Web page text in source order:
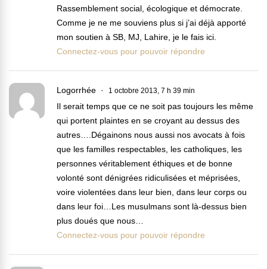
Rassemblement social, écologique et démocrate.
Comme je ne me souviens plus si j’ai déjà apporté
mon soutien à SB, MJ, Lahire, je le fais ici.
Connectez-vous pour pouvoir répondre
Logorrhée 1 octobre 2013, 7 h 39 min
Il serait temps que ce ne soit pas toujours les même
qui portent plaintes en se croyant au dessus des
autres….Dégainons nous aussi nos avocats à fois
que les familles respectables, les catholiques, les
personnes véritablement éthiques et de bonne
volonté sont dénigrées ridiculisées et méprisées,
voire violentées dans leur bien, dans leur corps ou
dans leur foi…Les musulmans sont là-dessus bien
plus doués que nous…
Connectez-vous pour pouvoir répondre